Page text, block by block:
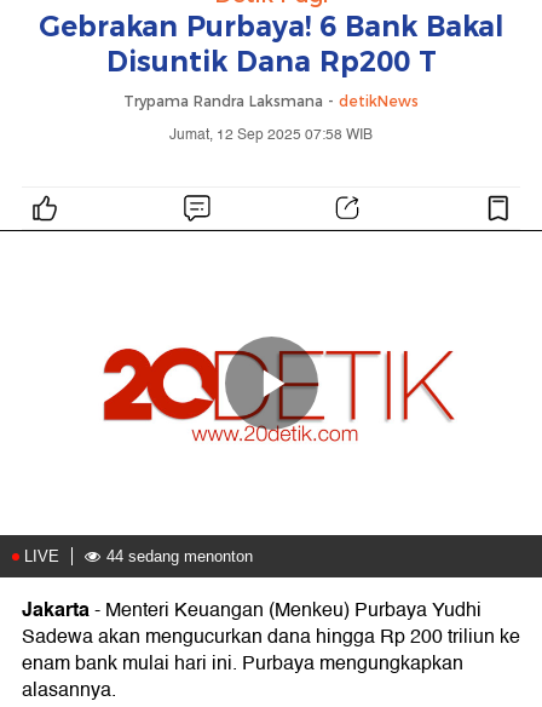
Gebrakan Purbaya! 6 Bank Bakal
Disuntik Dana Rp200 T
Trypama Randra Laksmana - detikNews
Jumat, 12 Sep 2025 07:58 WIB
Jakarta-Menteri Keuangan (Menkeu) Purbaya Yudhi
Sadewa akan mengucurkan dana hingga Rp 200 triliun ke
enam bank mulai hari ini. Purbaya mengungkapkan
alasannya.